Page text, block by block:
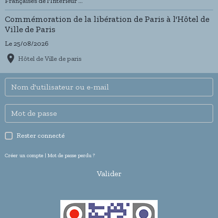
Commémoration de la libération de Paris à l'Hôtel de
Ville de Paris
Le 25/08/2026
Hôtel de Ville de paris
Rester connecté
Créer un compte | Mot de passe perdu ?
Valider